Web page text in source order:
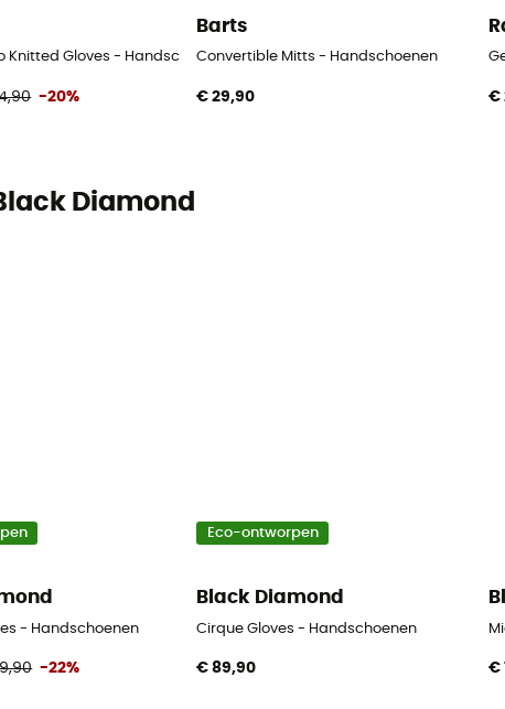
Knitted Gloves - Handschoenen - Heren
-20%
Barts
Convertible Mitts - Handschoenen
€ 29,90 €
Diamond
- Handschoenen
-22%
Eco-ontworpen
Black Diamond
Cirque Gloves - Handschoenen
€ 89,90 €